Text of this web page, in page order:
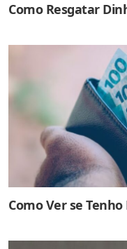
Como Resgatar
Como Ver se